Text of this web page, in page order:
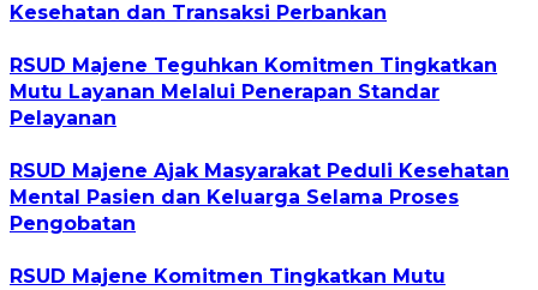
Kesehatan dan Transaksi Perbankan
RSUD Majene Teguhkan Komitmen Tingkatkan
Mutu Layanan Melalui Penerapan Standar
Pelayanan
RSUD Majene Ajak Masyarakat Peduli Kesehatan
Mental Pasien dan Keluarga Selama Proses
Pengobatan
RSUD Majene Komitmen Tingkatkan Mutu